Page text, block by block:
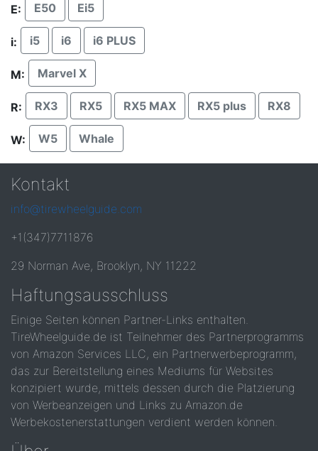
E: E50 Ei5
i: i5 i6 i6 PLUS
M: Marvel X
R: RX3 RX5 RX5 MAX RX5 plus RX8
W: W5 Whale
Kontakt
info@tirewheelguide.com
+1(347)7711876
29 Norman Ave, Brooklyn, NY 11222
Haftungsausschluss
Einige Seiten können Partner-Links enthalten.
TireWheelguide.de ist Teilnehmer des Partnerprogramms
von Amazon Services LLC, ein Partnerwerbeprogramm,
das zur Bereitstellung eines Mediums für Websites
konzipiert wurde, mittels dessen durch die Platzierung
von Werbeanzeigen und Links zu Amazon.de
Werbekostenerstattungen verdient werden können.